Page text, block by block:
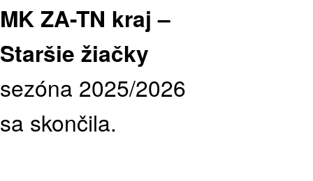
MK ZA-TN kraj –
Staršie žiačky
sezóna 2025/2026
sa skončila.